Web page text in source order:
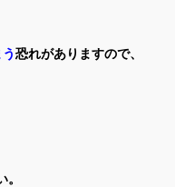
恐れがありますので、